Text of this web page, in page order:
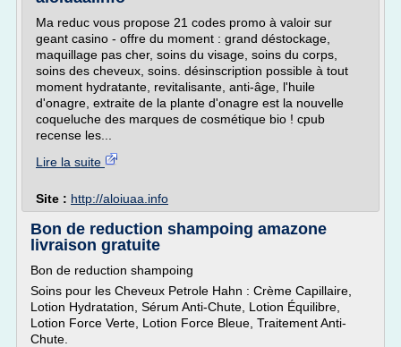
Ma reduc vous propose 21 codes promo à valoir sur
geant casino - offre du moment : grand déstockage,
maquillage pas cher, soins du visage, soins du corps,
soins des cheveux, soins. désinscription possible à tout
moment hydratante, revitalisante, anti-âge, l'huile
d'onagre, extraite de la plante d'onagre est la nouvelle
coqueluche des marques de cosmétique bio ! cpub
recense les...
Lire la suite
Site : http://aloiuaa.info
Bon de reduction shampoing amazone
livraison gratuite
Bon de reduction shampoing
Soins pour les Cheveux Petrole Hahn : Crème Capillaire,
Lotion Hydratation, Sérum Anti-Chute, Lotion Équilibre,
Lotion Force Verte, Lotion Force Bleue, Traitement Anti-
Chute.